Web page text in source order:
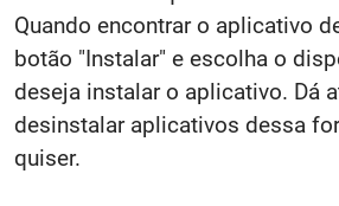
Quando encontrar o aplicativo
botão "Instalar" e escolha o
deseja instalar o aplicativo. Dá
desinstalar aplicativos dessa
quiser.